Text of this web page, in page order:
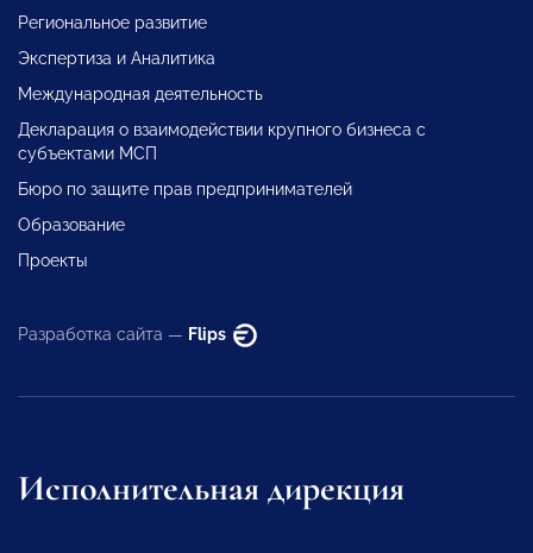
Региональное развитие
Экспертиза и Аналитика
Международная деятельность
Декларация о взаимодействии крупного бизнеса с
субъектами МСП
Бюро по защите прав предпринимателей
Образование
Проекты
Разработка сайта — Flips
Исполнительная дирекция